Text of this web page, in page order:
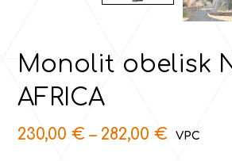
Monolit obelisk
AFRICA
230,00€ – 282,00€